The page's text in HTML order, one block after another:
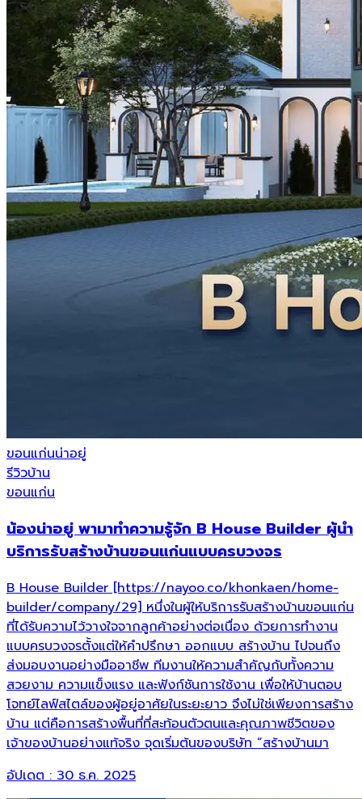
ขอนแก่นน่าอยู่
รีวิวบ้าน
ขอนแก่น
น้องน่าอยู่ พามาทำความรู้จัก B House Builder ผู้นำ
บริการรับสร้างบ้านขอนแก่นแบบครบวงจร
B House Builder [https://nayoo.co/khonkaen/home-
builder/company/29] หนึ่งในผู้ให้บริการรับสร้างบ้านขอนแก่น
ที่ได้รับความไว้วางใจจากลูกค้าอย่างต่อเนื่อง ด้วยการทำงาน
แบบครบวงจรตั้งแต่ให้คำปรึกษา ออกแบบ สร้างบ้าน ไปจนถึง
ส่งมอบงานอย่างมืออาชีพ ทีมงานให้ความสำคัญกับทั้งความ
สวยงาม ความแข็งแรง และฟังก์ชันการใช้งาน เพื่อให้บ้านตอบ
โจทย์ไลฟ์สไตล์ของผู้อยู่อาศัยในระยะยาว จึงไม่ใช่เพียงการสร้าง
บ้าน แต่คือการสร้างพื้นที่ที่สะท้อนตัวตนและคุณภาพชีวิตของ
เจ้าของบ้านอย่างแท้จริง จุดเริ่มต้นของบริษัท “สร้างบ้านมา
อัปเดต : 30 ธ.ค. 2025